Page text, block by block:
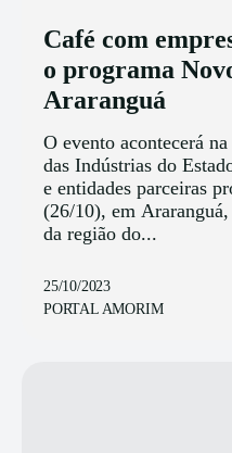
Café com
o programa
Araranguá
O evento acontecerá
das Indústrias do
e entidades parceiras
(26/10), em
da região do...
25/10/2023
PORTAL AMORIM